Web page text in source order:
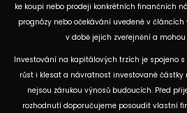
ke koupi nebo prodeji konkrétních finančních
prognózy nebo očekávání uvedené v
v době jejich zveřejnění a
Investování na kapitálových trzích je spojeno
růst i klesat a návratnost investované částky
nejsou zárukou výnosů budoucích. Před
rozhodnutí doporučujeme posoudit vlastní